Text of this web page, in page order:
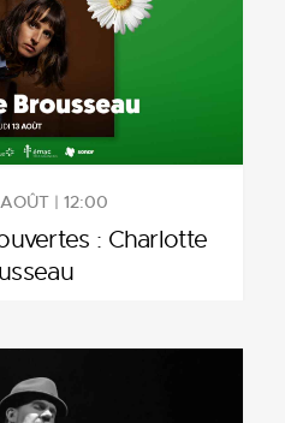
| 12:00
: Charlotte